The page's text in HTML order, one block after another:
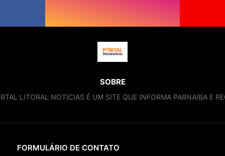
SOBRE
LITORAL NOTICIAS É UM SITE QUE INFORMA PARNAIBA E
FORMULÁRIO DE CONTATO